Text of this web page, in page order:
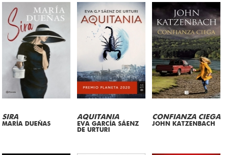
SIRA
MARÍA DUEÑAS
AQUITANIA
EVA GARCÍA SÁENZ
DE URTURI
CONFIANZA CIEGA
JOHN KATZENBACH